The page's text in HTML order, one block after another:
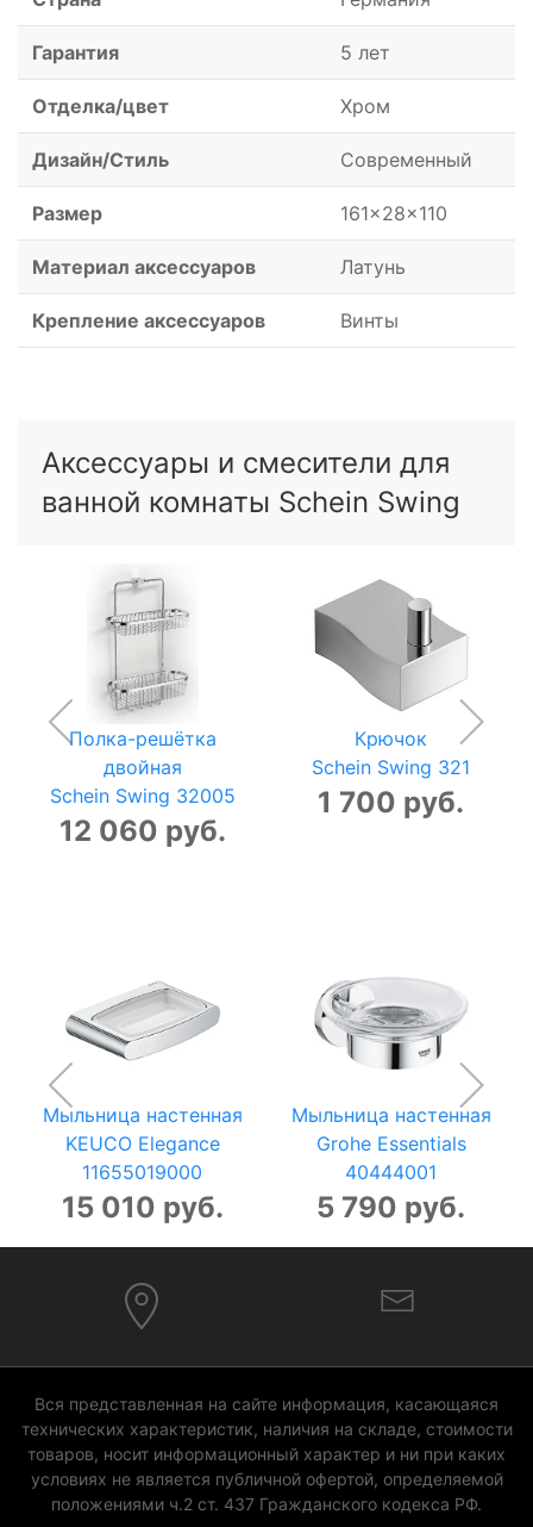
Гарантия 5 лет
Отделка/цвет Хром
Дизайн/Стиль Современный
Размер 161x28x110
Материал аксессуаров Латунь
Крепление аксессуаров Винты
Аксессуары и смесители для
ванной комнаты Schein Swing
Полка-решётка
двойная
Schein Swing 32005
12 060 руб.
Крючок
Schein Swing 321
1 700 руб.
Мыльница настенная
KEUCO Elegance
11655019000
15 010 руб.
Мыльница настенная
Grohe Essentials
40444001
5 790 руб.
Вся представленная на сайте информация, касающаяся
технических характеристик, наличия на складе, стоимости
товаров, носит информационный характер и ни при каких
условиях не является публичной офертой, определяемой
положениями ч.2 ст. 437 Гражданского кодекса РФ.